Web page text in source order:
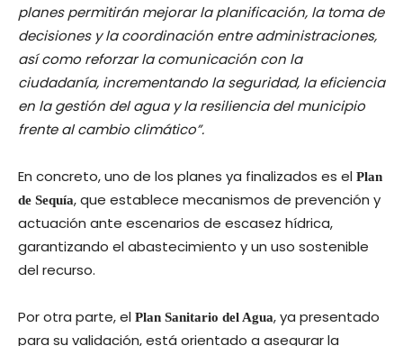
planes permitirán mejorar la planificación, la toma de
decisiones y la coordinación entre administraciones,
así como reforzar la comunicación con la
ciudadanía, incrementando la seguridad, la eficiencia
en la gestión del agua y la resiliencia del municipio
frente al cambio climático”.
En concreto, uno de los planes ya finalizados es el Plan
de Sequía, que establece mecanismos de prevención y
actuación ante escenarios de escasez hídrica,
garantizando el abastecimiento y un uso sostenible
del recurso.
Por otra parte, el Plan Sanitario del Agua, ya presentado
para su validación, está orientado a asegurar la